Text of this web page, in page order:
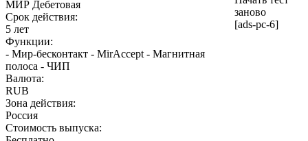
заново
[ads-pc-6]
МИР Дебетовая
Срок действия:
5 лет
Функции:
- Мир-бесконтакт - MirAccept - Магнитная
полоса - ЧИП
Валюта:
RUB
Зона действия:
Россия
Стоимость выпуска: